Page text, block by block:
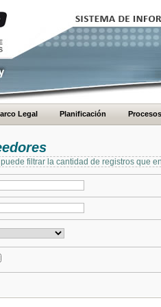
Legal Planificación Procesos
filtrar la cantidad de registros que